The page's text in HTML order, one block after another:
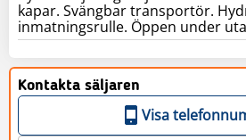
kapar. Svängbar transportör.
inmatningsrulle. Öppen under
Kontakta säljaren
Visa